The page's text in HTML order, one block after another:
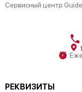
Сервисный центр Guide
РЕКВИЗИТЫ